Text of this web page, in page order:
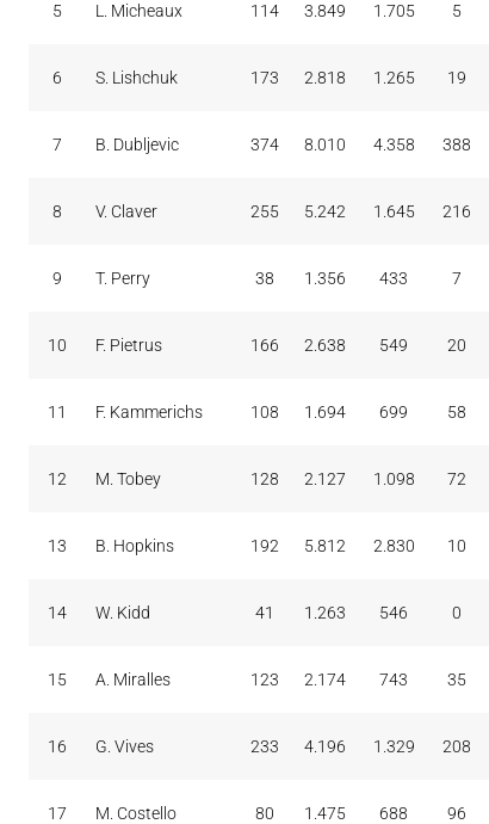
5 L. Micheaux 114 3.849 1.705 5
6 S. Lishchuk 173 2.818 1.265 19
7 B. Dubljevic 374 8.010 4.358 388
8 V. Claver 255 5.242 1.645 216
9 T. Perry 38 1.356 433 7
10 F. Pietrus 166 2.638 549 20
11 F. Kammerichs 108 1.694 699 58
12 M. Tobey 128 2.127 1.098 72
13 B. Hopkins 192 5.812 2.830 10
14 W. Kidd 41 1.263 546 0
15 A. Miralles 123 2.174 743 35
16 G. Vives 233 4.196 1.329 208
17 M. Costello 80 1.475 688 96